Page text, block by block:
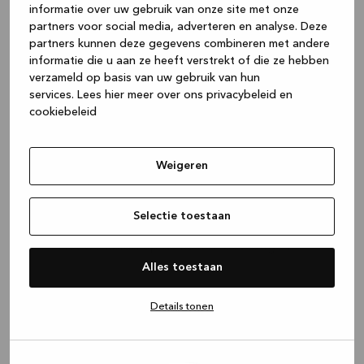
informatie over uw gebruik van onze site met onze
partners voor social media, adverteren en analyse. Deze
partners kunnen deze gegevens combineren met andere
informatie die u aan ze heeft verstrekt of die ze hebben
verzameld op basis van uw gebruik van hun
services. Lees hier meer over ons privacybeleid en
cookiebeleid
Weigeren
Selectie toestaan
Alles toestaan
Details tonen
10. Montage van een
laminaat werkblad
Montage van een steunbalk
Het werkblad op de kasten bevestigen